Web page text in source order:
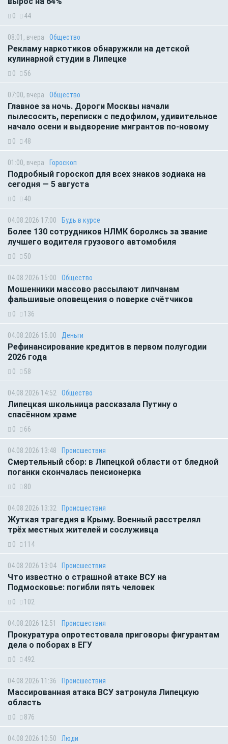
0 44
08:01, вчера Общество
Рекламу наркотиков обнаружили на детской
кулинарной студии в Липецке
0 56
07:00, вчера Общество
Главное за ночь. Дороги Москвы начали
пылесосить, переписки с педофилом, удивительное
начало осени и выдворение мигрантов по-новому
0 48
01:00, вчера Гороскоп
Подробный гороскоп для всех знаков зодиака на
сегодня — 5 августа
0 40
04.08.2026 17:00 Будь в курсе
Более 130 сотрудников НЛМК боролись за звание
лучшего водителя грузового автомобиля
0 50
04.08.2026 15:00 Общество
Мошенники массово рассылают липчанам
фальшивые оповещения о поверке счётчиков
0 136
04.08.2026 15:00 Деньги
Рефинансирование кредитов в первом полугодии
2026 года
0 58
04.08.2026 14:52 Общество
Липецкая школьница рассказала Путину о
спасённом храме
0 66
04.08.2026 13:48 Происшествия
Смертельный сбор: в Липецкой области от бледной
поганки скончалась пенсионерка
0 80
04.08.2026 13:32 Происшествия
Жуткая трагедия в Крыму. Военный расстрелял
трёх местных жителей и сослуживца
0 114
04.08.2026 13:04 Происшествия
Что известно о страшной атаке ВСУ на
Подмосковье: погибли пять человек
0 102
04.08.2026 12:51 Происшествия
Прокуратура опротестовала приговоры фигурантам
дела о поборах в ЕГУ
0 492
04.08.2026 11:36 Происшествия
Массированная атака ВСУ затронула Липецкую
область
0 876
04.08.2026 10:50 Люди